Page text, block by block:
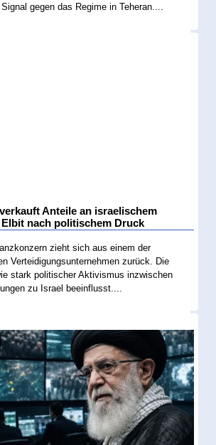
gegen das Regime in Teheran....
Anteile an israelischem
nach politischem Druck
zieht sich aus einem der
Verteidigungsunternehmen zurück. Die
stark politischer Aktivismus inzwischen
zu Israel beeinflusst....